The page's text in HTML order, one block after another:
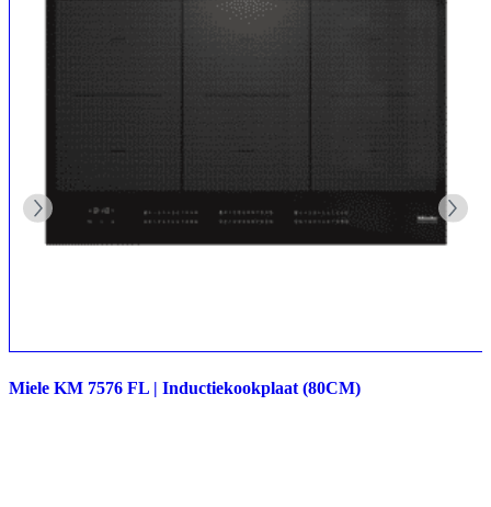
Miele KM 7576 FL | Inductiekookplaat (80CM)